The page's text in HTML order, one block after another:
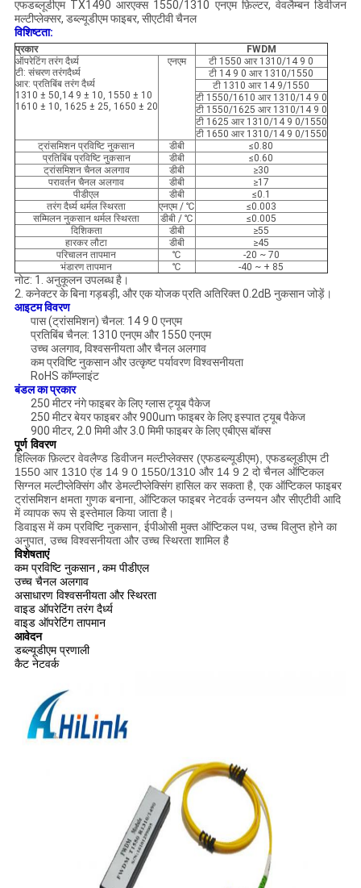
एफडब्लूडीएम TX1490 आरएक्स 1550/1310 एनएम फ़िल्टर, वेवलैम्बन डिवीजन
मल्टीप्लेक्सर, डब्ल्यूडीएम फाइबर, सीएटीवी चैनल
विशिष्टता:
प्रकार
FWDM
ऑपरेटिंग तरंग दैर्ध्य
टी: संचरण तरंगदैर्ध्य
आर: प्रतिबिंब तरंग दैर्ध्य
1310 ± 50,14 9 ± 10, 1550 ± 10
1610 ± 10, 1625 ± 25, 1650 ± 20
एनएम
टी 1550 आर 1310/14 9 0
टी 14 9 0 आर 1310/1550
टी 1310 आर 14 9/1550
टी 1550/1610 आर 1310/14 9 0
टी 1550/1625 आर 1310/14 9 0
टी 1625 आर 1310/14 9 0/1550
टी 1650 आर 1310/14 9 0/1550
ट्रांसमिशन प्रविष्टि नुकसान
डीबी
≤0.80
प्रतिबिंब प्रविष्टि नुकसान
डीबी
≤0.60
ट्रांसमिशन चैनल अलगाव
डीबी
≥30
परावर्तन चैनल अलगाव
डीबी
≥17
पीडीएल
डीबी
≤0.1
तरंग दैर्ध्य थर्मल स्थिरता
एनएम / ℃
≤0.003
सम्मिलन नुकसान थर्मल स्थिरता
डीबी / ℃
≤0.005
दिशिकता
डीबी
≥55
हारकर लौटा
डीबी
≥45
परिचालन तापमान
℃
-20 ~ 70
भंडारण तापमान
℃ -40 ~ + 85
नोट: 1. अनुकूलन उपलब्ध है।
2. कनेक्टर के बिना गड़बड़ी, और एक योजक प्रति अतिरिक्त 0.2dB नुकसान जोड़ें।
आइटम विवरण
पास (ट्रांसमिशन) चैनल: 14 9 0 एनएम
प्रतिबिंब चैनल: 1310 एनएम और 1550 एनएम
उच्च अलगाव, विश्वसनीयता और चैनल अलगाव
कम प्रविष्टि नुकसान और उत्कृष्ट पर्यावरण विश्वसनीयता
RoHS कॉम्प्लाइंट
बंडल का प्रकार
250 मीटर नंगे फाइबर के लिए ग्लास ट्यूब पैकेज
250 मीटर बेयर फाइबर और 900um फाइबर के लिए इस्पात ट्यूब पैकेज
900 मीटर, 2.0 मिमी और 3.0 मिमी फाइबर के लिए एबीएस बॉक्स
पूर्ण विवरण
हिल्लिक फ़िल्टर वेवलैण्ड डिवीजन मल्टीप्लेक्सर (एफडब्ल्यूडीएम), एफडब्लूडीएम टी
1550 आर 1310 एंड 14 9 0 1550/1310 और 14 9 2 दो चैनल ऑप्टिकल
सिग्नल मल्टीप्लेक्सिंग और डेमल्टीप्लेक्सिंग हासिल कर सकता है, एक ऑप्टिकल फाइबर
ट्रांसमिशन क्षमता गुणक बनाना, ऑप्टिकल फाइबर नेटवर्क उन्नयन और सीएटीवी आदि
में व्यापक रूप से इस्तेमाल किया जाता है।
डिवाइस में कम प्रविष्टि नुकसान, ईपीओसी मुक्त ऑप्टिकल पथ, उच्च विलुप्त होने का
अनुपात, उच्च विश्वसनीयता और उच्च स्थिरता शामिल है
विशेषताएं
कम प्रविष्टि नुकसान, कम पीडीएल
उच्च चैनल अलगाव
असाधारण विश्वसनीयता और स्थिरता
वाइड ऑपरेटिंग तरंग दैर्ध्य
वाइड ऑपरेटिंग तापमान
आवेदन
डब्ल्यूडीएम प्रणाली
कैट नेटवर्क